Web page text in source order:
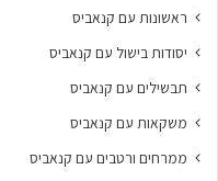
ראשונות עם קנאביס
יסודות בישול עם קנאביס
תבשילים עם קנאביס
משקאות עם קנאביס
ממרחים ורטבים עם קנאביס